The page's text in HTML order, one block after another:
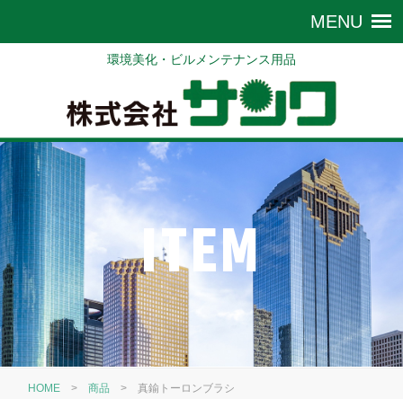
環境美化・ビルメンテナンス用品
ITEM
HOME >商品 >真鍮トーロンブラシ